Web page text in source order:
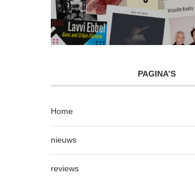
PAGINA’S
Home
nieuws
reviews